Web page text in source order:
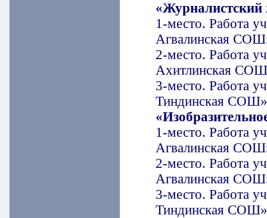
«Журналистский
1-место. Работа
Агвалинская
2-место. Работа
Ахитлинская
3-место. Работа
Тиндинская
1-место. Работа
Агвалинская
2-место. Работа
Агвалинская
3-место. Работа
Тиндинская